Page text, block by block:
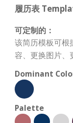
履历表
可定制的：
该简历模板可根
容、更换图片、
Dominant
Palette